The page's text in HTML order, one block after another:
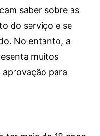
saber sobre as
do serviço e se
No entanto, a
muitos
para